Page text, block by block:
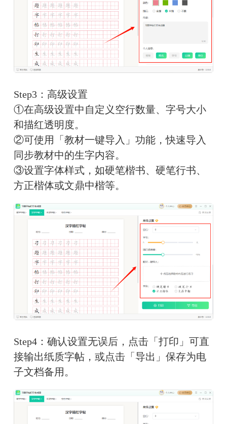
Step3：高级设置
①在高级设置中自定义空行数量、字号大小
和描红透明度。
②可使用「教材一键导入」功能，快速导入
同步教材中的生字内容。
③设置字体样式，如硬笔楷书、硬笔行书、
方正楷体或文鼎中楷等。
Step4：确认设置无误后，点击「打印」可直
接输出纸质字帖，或点击「导出」保存为电
子文档备用。